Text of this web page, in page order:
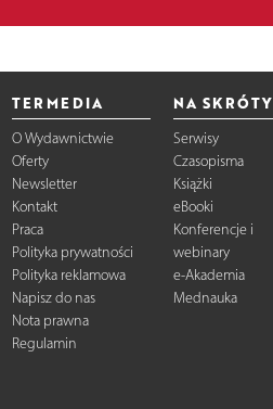
TERMEDIA
O Wydawnictwie
Oferty
Newsletter
Kontakt
Praca
Polityka prywatności
Polityka reklamowa
Napisz do nas
Nota prawna
Regulamin
NA SKRÓTY
Serwisy
Czasopisma
Książki
eBooki
Konferencje i
webinary
e-Akademia
Mednauka